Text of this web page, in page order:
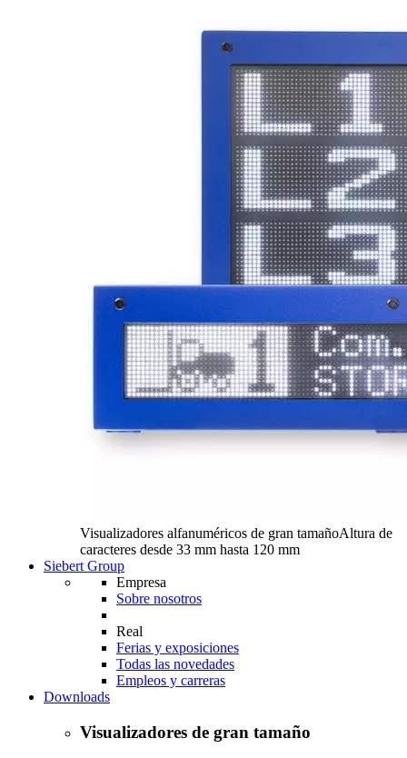
Visualizadores alfanuméricos de gran tamañoAltura de
caracteres desde 33 mm hasta 120 mm
Siebert Group
Empresa
Sobre nosotros
Real
Ferias y exposiciones
Todas las novedades
Empleos y carreras
Downloads
Visualizadores de gran tamaño